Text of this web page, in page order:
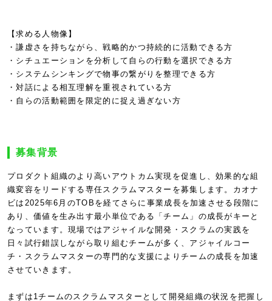
【求める人物像】
・謙虚さを持ちながら、戦略的かつ持続的に活動できる方
・シチュエーションを分析して自らの行動を選択できる方
・システムシンキングで物事の繋がりを整理できる方
・対話による相互理解を重視されている方
・自らの活動範囲を限定的に捉え過ぎない方
募集背景
プロダクト組織のより高いアウトカム実現を促進し、効果的な組
織変容をリードする専任スクラムマスターを募集します。カオナ
ビは2025年6月のTOBを経てさらに事業成長を加速させる段階に
あり、価値を生み出す最小単位である「チーム」の成長がキーと
なっています。現場ではアジャイルな開発・スクラムの実践を
日々試行錯誤しながら取り組むチームが多く、アジャイルコー
チ・スクラムマスターの専門的な支援によりチームの成長を加速
させていきます。
まずは1チームのスクラムマスターとして開発組織の状況を把握し